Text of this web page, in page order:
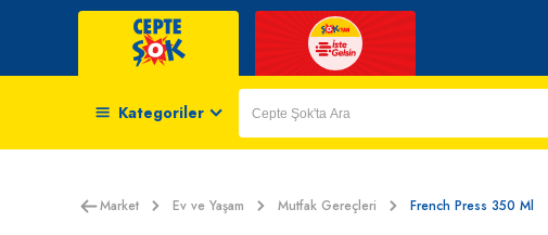
Kategoriler
Market Ev ve Yaşam Mutfak Gereçleri French Press 350 Ml